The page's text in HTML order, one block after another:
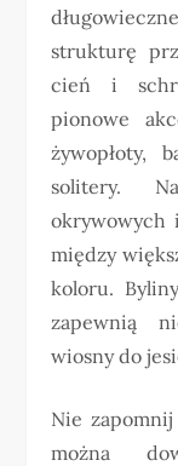
strukturę
cień i
pionowe
żywopłoty,
solitery.
okrywowych
między
koloru.
zapewnią
wiosny do
Nie
można